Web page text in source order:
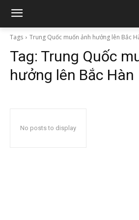
Tags Trung Quốc muốn ảnh hưởng lên Bắc
Tag: Trung Quốc
hưởng lên Bắc Hàn
No posts to display